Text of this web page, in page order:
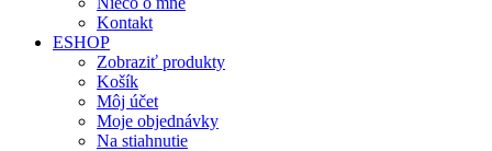
Kontakt
ESHOP
Zobraziť produkty
Košík
Môj účet
Moje objednávky
Na stiahnutie